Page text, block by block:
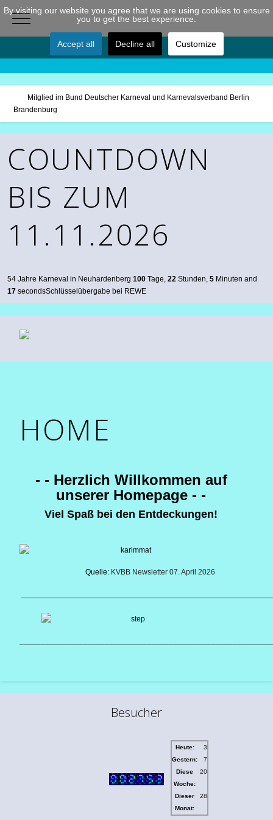
Mobile Menu Toggle
Mitglied im Bund Deutscher Karneval und Karnevalsverband Berlin
Brandenburg
COUNTDOWN
BIS ZUM
11.11.2026
54 Jahre Karneval in Neuhardenberg 100 Tage, 22 Stunden, 5 Minuten and
17 secondsSchlüsselübergabe bei REWE
HOME
- - Herzlich Willkommen auf
unserer Homepage - -
Viel Spaß bei den Entdeckungen!
Quelle: KVBB Newsletter 07. April 2026
Besucher
Heute:
3
Gestern:
7
Diese
Woche:
20
Dieser
Monat:
28
By visiting our website you agree that we are using cookies to ensure
you to get the best experience.
Accept all Decline all Customize